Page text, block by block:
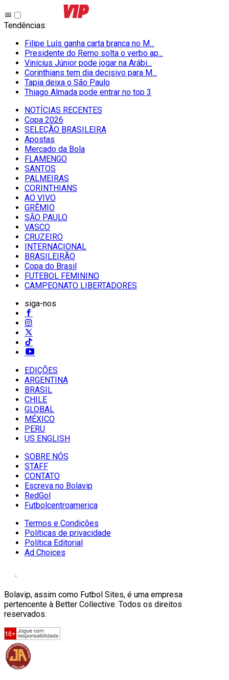
Tendências:
Filipe Luís ganha carta branca no M...
Presidente do Remo solta o verbo ap...
Vinícius Júnior pode jogar na Arábi...
Corinthians tem dia decisivo para M...
Tapia deixa o São Paulo
Thiago Almada pode entrar no top 3
NOTÍCIAS RECENTES
Copa 2026
SELEÇÃO BRASILEIRA
Apostas
Mercado da Bola
FLAMENGO
SANTOS
PALMEIRAS
CORINTHIANS
AO VIVO
GRÊMIO
SĀO PAULO
VASCO
CRUZEIRO
INTERNACIONAL
BRASILEIRÃO
Copa do Brasil
FUTEBOL FEMININO
CAMPEONATO LIBERTADORES
siga-nos
EDIÇÕES
ARGENTINA
BRASIL
CHILE
GLOBAL
MÉXICO
PERU
US ENGLISH
SOBRE NÓS
STAFF
CONTATO
Escreva no Bolavip
RedGol
Futbolcentroamerica
Termos e Condições
Políticas de privacidade
Política Editorial
Ad Choices
Bolavip, assim como Futbol Sites, é uma empresa
pertencente à Better Collective. Todos os direitos
reservados.